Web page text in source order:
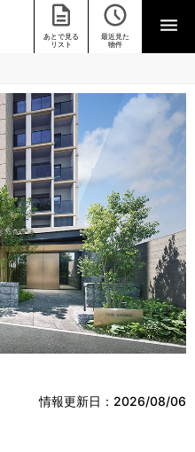
あとで見る
リスト
最近見た
物件
情報更新日：2026/08/06